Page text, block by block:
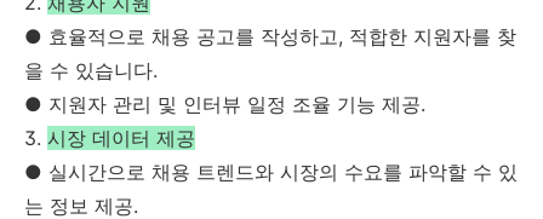
● 효율적으로 채용 공고를 작성하고, 적합한 지원자를 찾
을 수 있습니다.
● 지원자 관리 및 인터뷰 일정 조율 기능 제공.
3. 시장 데이터 제공
● 실시간으로 채용 트렌드와 시장의 수요를 파악할 수 있
는 정보 제공.